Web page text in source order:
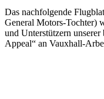
Das nachfolgende
General Motors-Tochter)
und Unterstützern
Appeal“ an Vauxhall-